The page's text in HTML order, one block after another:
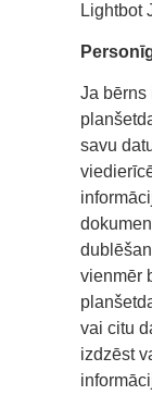
Lightbot
Ja bērns
savu
vienmēr
vai citu
izdzēst